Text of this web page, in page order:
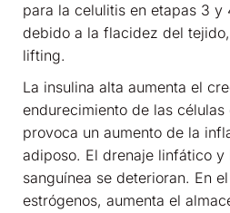
para la celulitis en etapas 3 y
debido a la flacidez del
lifting.
La insulina alta aumenta el
endurecimiento de las
provoca un aumento de la
adiposo. El drenaje linfático y
sanguínea se deterioran. En
estrógenos, aumenta el